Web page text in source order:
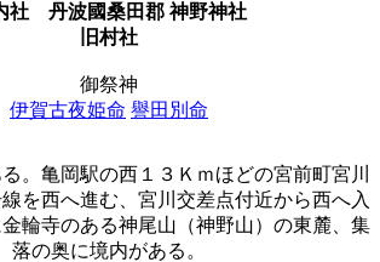
社
丹波國桑田郡 神野神社
旧村社
御祭神
伊賀古夜姫命 譽田別命
。亀岡駅の西１３Ｋｍほどの宮前町宮川
を西へ進む、宮川交差点付近から西へ入
輪寺のある神尾山（神野山）の東麓、集
落の奥に境内がある。